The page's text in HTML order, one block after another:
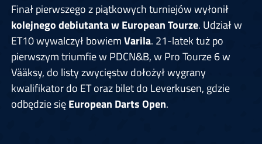
Finał pierwszego z piątkowych turniejów wyłonił
kolejnego debiutanta w European Tourze. Udział w
ET10 wywalczył bowiemVarila. 21-latek tuż po
pierwszym triumfie w PDCN&B, w Pro Tourze 6 w
Vääksy, do listy zwycięstw dołożył wygrany
kwalifikator do ET oraz bilet do Leverkusen, gdzie
odbędzie sięEuropean Darts Open.